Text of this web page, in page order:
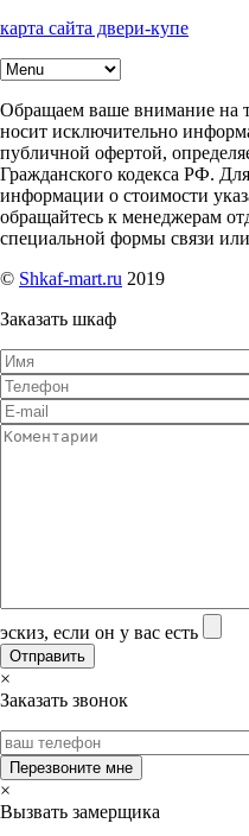
карта сайта двери-купе
Обращаем ваше внимание на
носит исключительно
публичной офертой,
Гражданского кодекса РФ.
информации о стоимости
обращайтесь к менеджерам
специальной формы связи
© Shkaf-mart.ru 2019
Заказать шкаф
эскиз, если он у вас есть
×
Заказать звонок
×
Вызвать замерщика